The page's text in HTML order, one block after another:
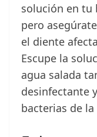
solución en tu
pero
el diente
Escupe la
agua salada
desinfectante
bacterias de la